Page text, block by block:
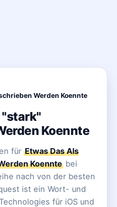
Werden Koennte
"stark"
Koennte
für Etwas Das Als
Koennte bei
nach von der besten
ist ein Wort- und
für iOS und